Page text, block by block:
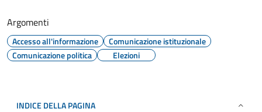
Argomenti
Accesso all'informazione
Comunicazione istituzionale
Comunicazione politica
Elezioni
INDICE DELLA PAGINA